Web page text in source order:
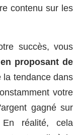
contenu sur les
succès, vous
proposant de
la tendance dans
votre
gagné sur
réalité, cela